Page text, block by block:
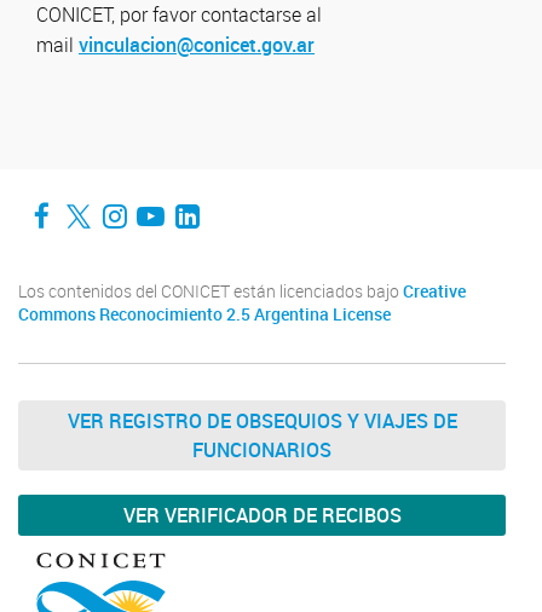
CONICET, por favor contactarse al
mail vinculacion@conicet.gov.ar
Facebook
Twitter
Instagram
YouTube
LinkedIn
Los contenidos del CONICET están licenciados bajo Creative
Commons Reconocimiento 2.5 Argentina License
VER REGISTRO DE OBSEQUIOS Y VIAJES DE
FUNCIONARIOS
VER VERIFICADOR DE RECIBOS